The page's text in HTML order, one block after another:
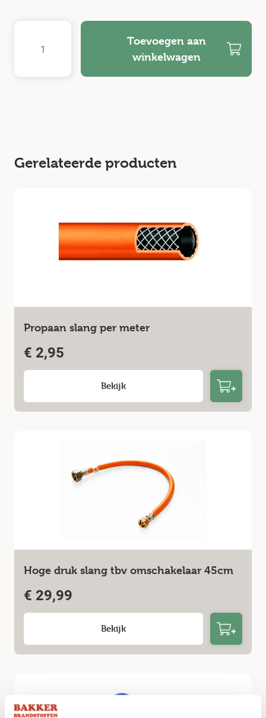
Toevoegen aan
winkelwagen
Gerelateerde producten
Propaan slang per meter
€ 2,95
Bekijk
Hoge druk slang tbv omschakelaar 45cm
€ 29,99
Bekijk